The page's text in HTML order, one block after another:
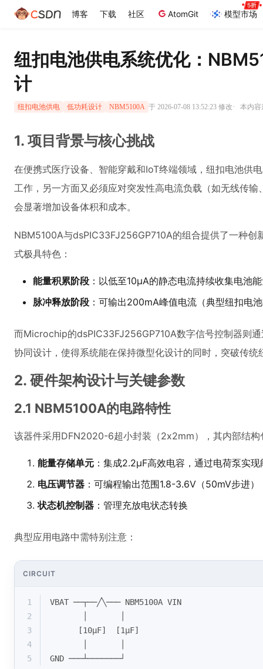
博客 下载 社区 AtomGit 模型市场
纽扣电池供电系统优化：
计
纽扣电池供电 低功耗设计 NBM5100A 于 2026-07-08 13:52:23 修改· 本内容
1. 项目背景与核心挑战
在便携式医疗设备、智能穿戴和IoT终端领域，纽扣电池供
工作，另一方面又必须应对突发性高电流负载（如无线传
会显著增加设备体积和成本。
NBM5100A与dsPIC33FJ256GP710A的组合提供了一种
式极具特色：
能量积累阶段 ：以低至10μA的静态电流持续收集电池
脉冲释放阶段 ：可输出200mA峰值电流（典型纽扣电
而Microchip的dsPIC33FJ256GP710A数字信号控制器则
协同设计，使得系统能在保持微型化设计的同时，突破传统
2. 硬件架构设计与关键参数
2.1 NBM5100A的电路特性
该器件采用DFN2020-6超小封装（2x2mm），其内部结构
能量存储单元 ：集成2.2μF高效电容，通过电荷泵实现
电压调节器 ：可编程输出范围1.8-3.6V（50mV步进）
状态机控制器 ：管理充放电状态转换
典型应用电路中需特别注意：
CIRCUIT
1
VBAT ──┬──╱╲─── NBM5100A VIN
2
3
      [10μF]  [1μF]
4
5
GND ───┴───────┘